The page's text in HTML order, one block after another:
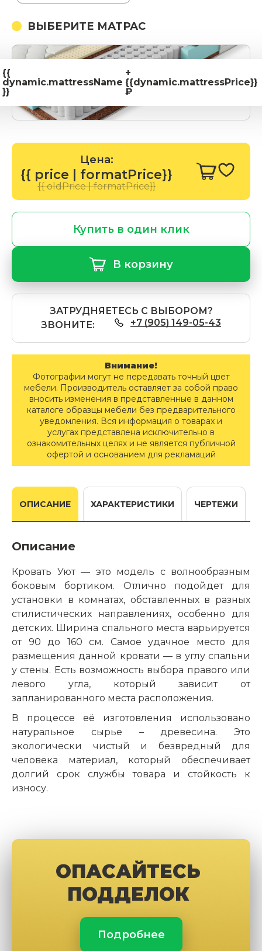
ВЫБЕРИТЕ МАТРАС
{{
dynamic.mattressName
}}
+
{{dynamic.mattressPrice}}
₽
Цена:
{{ price | formatPrice}}
{{ oldPrice | formatPrice}}
Купить в один клик
В корзину
ЗАТРУДНЯЕТЕСЬ С ВЫБОРОМ?
ЗВОНИТЕ:
+7 (905) 149-05-43
Внимание!
Фотографии могут не передавать точный цвет
мебели. Производитель оставляет за собой право
вносить изменения в представленные в данном
каталоге образцы мебели без предварительного
уведомления. Вся информация о товарах и
услугах представлена исключительно в
ознакомительных целях и не является публичной
офертой и основанием для рекламаций
ОПИСАНИЕ ХАРАКТЕРИСТИКИ ЧЕРТЕЖИ
Описание
Кровать Уют — это модель с волнообразным
боковым бортиком. Отлично подойдет для
установки в комнатах, обставленных в разных
стилистических направлениях, особенно для
детских. Ширина спального места варьируется
от 90 до 160 см. Самое удачное место для
размещения данной кровати — в углу спальни
у стены. Есть возможность выбора правого или
левого угла, который зависит от
запланированного места расположения.
В процессе её изготовления использовано
натуральное сырье – древесина. Это
экологически чистый и безвредный для
человека материал, который обеспечивает
долгий срок службы товара и стойкость к
износу.
ОПАСАЙТЕСЬ
ПОДДЕЛОК
Подробнее